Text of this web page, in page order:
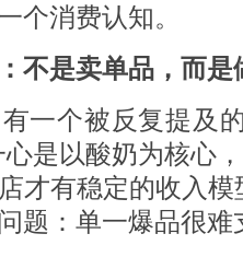
个消费认知。
不是卖单品，而是
个被反复提及
心是以酸奶为核心
才有稳定的收入
题：单一爆品很难